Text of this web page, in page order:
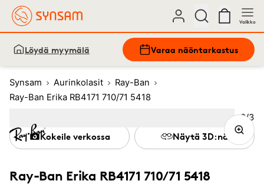
Valikko
Löydä myymälä Varaa näöntarkastus
Synsam Aurinkolasit
Ray-Ban
Ray-Ban Erika RB4171 710/71 5418
Ray-Ban Erika RB4171 710/71 5418
Kokeile verkossa Näytä 3D:nä
Kuva
2/3
3